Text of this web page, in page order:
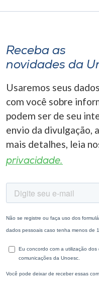
Receba as
novidades da
Usaremos seus
com você sobre
podem ser de seu
envio da divulgação,
mais detalhes, leia
privacidade.